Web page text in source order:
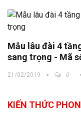
Mẫu lâu đài 4
sang trọng - Mã
21/02/2019 0
KIẾN THỨC